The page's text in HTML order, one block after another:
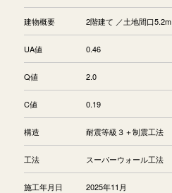
建物概要 2階建て ／土地間口5.2m
UA値 0.46
Q値 2.0
C値 0.19
構造 耐震等級３＋制震工法
工法 スーパーウォール工法
施工年月日 2025年11月